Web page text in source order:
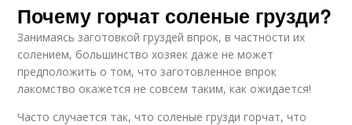
Почему горчат соленые грузди?
Занимаясь заготовкой груздей впрок, в частности их
солением, большинство хозяек даже не может
предположить о том, что заготовленное впрок
лакомство окажется не совсем таким, как ожидается!
Часто случается так, что соленые грузди горчат, что